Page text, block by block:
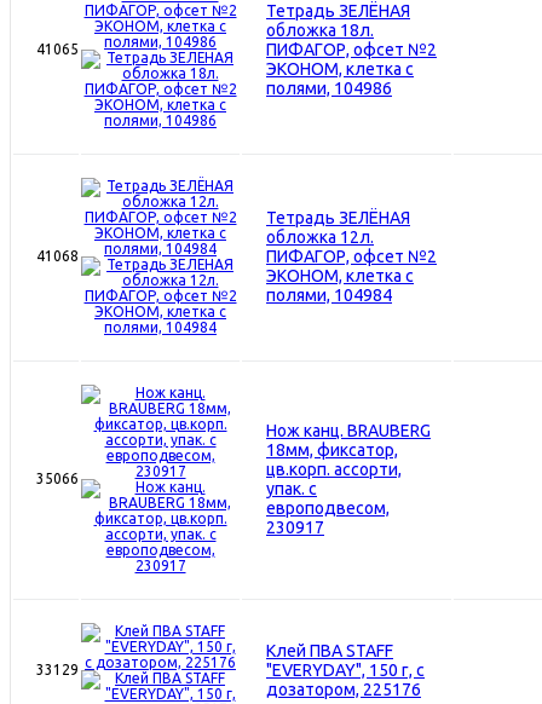
41065
Тетрадь ЗЕЛЁНАЯ
обложка 18л.
ПИФАГОР, офсет №2
ЭКОНОМ, клетка с
полями, 104986
41068
Тетрадь ЗЕЛЁНАЯ
обложка 12л.
ПИФАГОР, офсет №2
ЭКОНОМ, клетка с
полями, 104984
35066
Нож канц. BRAUBERG
18мм, фиксатор,
цв.корп. ассорти,
упак. с
европодвесом,
230917
33129
Клей ПВА STAFF
"EVERYDAY", 150 г, с
дозатором, 225176